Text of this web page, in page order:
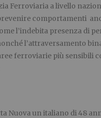
Ferroviaria a livello
comportamenti
l’indebita presenza di
l’attraversamento
ferroviarie più sensibili
Nuova un italiano di 48